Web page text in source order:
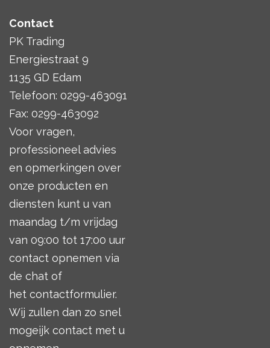
Contact
PK Trading
Energiestraat 9
1135 GD Edam
Telefoon: 0299-463091
Fax: 0299-463092
Voor vragen,
professioneel advies
en opmerkingen over
onze producten en
diensten kunt u van
maandag t/m vrijdag
van 09:00 tot 17:00 uur
contact opnemen via
de chat of
het contactformulier.
Wij zullen dan zo snel
mogeijk contact met u